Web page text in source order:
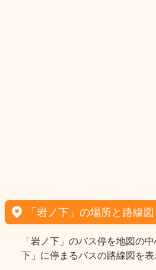
「岩ノ下」の場所と路線図
「岩ノ下」のバス停を地図の
下」に停まるバスの路線図を表